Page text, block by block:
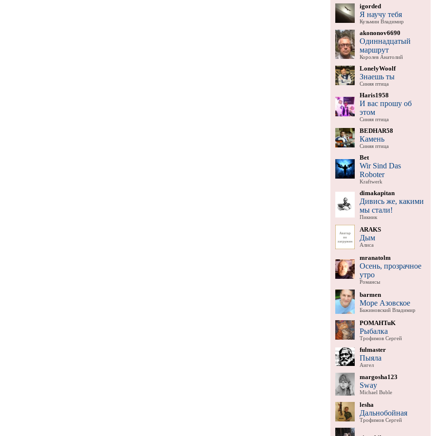
igorded
Я научу тебя
Кузьмин Владимир
akononov6690
Одиннадцатый
маршрут
Королев Анатолий
LonelyWoolf
Знаешь ты
Синяя птица
Haris1958
И вас прошу об
этом
Синяя птица
BEDHAR58
Камень
Синяя птица
Bet
Wir Sind Das
Roboter
Kraftwerk
dimakapitan
Дивись же, какими
мы стали!
Пикник
ARAKS
Дым
Алиса
mranatolm
Осень, прозрачное
утро
Романсы
barmen
Море Азовское
Бажиновский Владимир
POMAHTuK
Рыбалка
Трофимов Сергей
fulmaster
Пыяла
Аигел
margosha123
Sway
Michael Buble
lesha
Дальнобойная
Трофимов Сергей